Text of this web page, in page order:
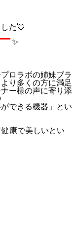
た💘
✨
ロラボの姉妹ブラ
り多くの方に満足
ー様の声に寄り添
できる機器」とい
康で美しいとい